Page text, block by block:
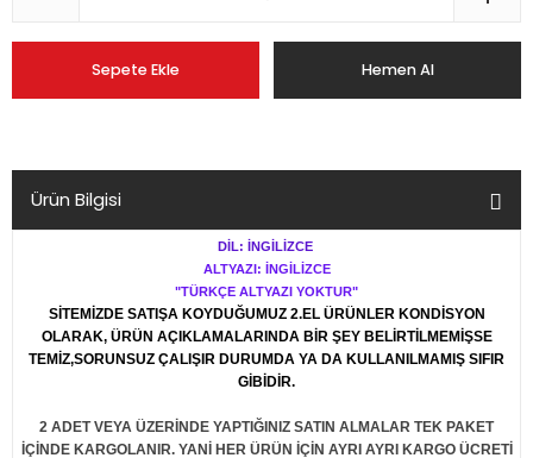
Sepete Ekle Hemen Al
Ürün Bilgisi
DİL: İNGİLİZCE
ALTYAZI: İNGİLİZCE
"TÜRKÇE ALTYAZI YOKTUR"
SİTEMİZDE SATIŞA KOYDUĞUMUZ 2.EL ÜRÜNLER KONDİSYON
OLARAK, ÜRÜN AÇIKLAMALARINDA BİR ŞEY BELİRTİLMEMİŞSE
TEMİZ,SORUNSUZ ÇALIŞIR DURUMDA YA DA KULLANILMAMIŞ SIFIR
GİBİDİR.
2 ADET VEYA ÜZERİNDE YAPTIĞINIZ SATIN ALMALAR TEK PAKET
İÇİNDE KARGOLANIR. YANİ HER ÜRÜN İÇİN AYRI AYRI KARGO ÜCRETİ